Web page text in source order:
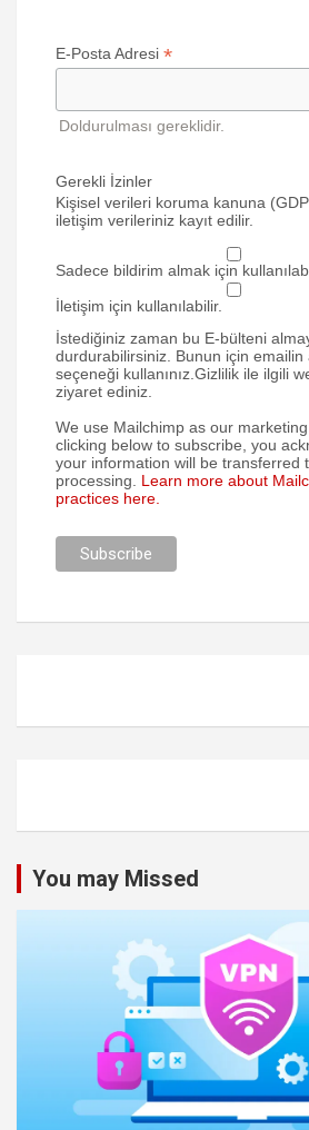
E-Posta Adresi *
Doldurulması gereklidir.
Gerekli İzinler
Kişisel verileri koruma kanuna
iletişim verileriniz kayıt edilir.
Sadece bildirim almak için
İletişim için kullanılabilir.
İstediğiniz zaman bu E-bülteni
durdurabilirsiniz. Bunun için emailin
seçeneği kullanınız.Gizlilik ile ilgili
ziyaret ediniz.
We use Mailchimp as our
clicking below to subscribe, you
your information will be transferred
processing. Learn more about
practices here.
You may Missed